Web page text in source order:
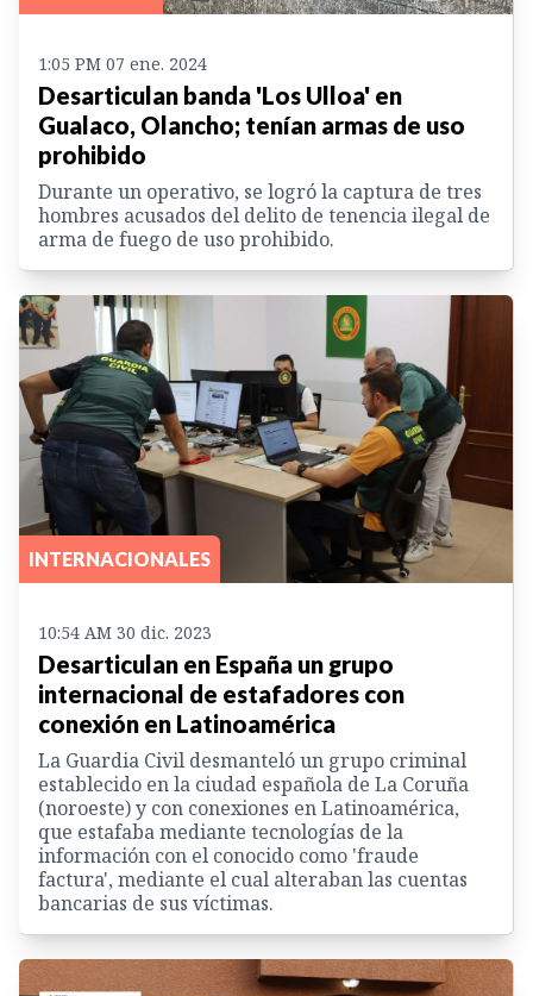
1:05 PM 07 ene. 2024
Desarticulan banda 'Los Ulloa' en
Gualaco, Olancho; tenían armas de uso
prohibido
Durante un operativo, se logró la captura de tres
hombres acusados del delito de tenencia ilegal de
arma de fuego de uso prohibido.
INTERNACIONALES
10:54 AM 30 dic. 2023
Desarticulan en España un grupo
internacional de estafadores con
conexión en Latinoamérica
La Guardia Civil desmanteló un grupo criminal
establecido en la ciudad española de La Coruña
(noroeste) y con conexiones en Latinoamérica,
que estafaba mediante tecnologías de la
información con el conocido como 'fraude
factura', mediante el cual alteraban las cuentas
bancarias de sus víctimas.